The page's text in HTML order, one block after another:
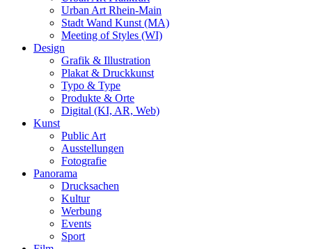
Urban Art Rhein-Main
Stadt Wand Kunst (MA)
Meeting of Styles (WI)
Design
Grafik & Illustration
Plakat & Druckkunst
Typo & Type
Produkte & Orte
Digital (KI, AR, Web)
Kunst
Public Art
Ausstellungen
Fotografie
Panorama
Drucksachen
Kultur
Werbung
Events
Sport